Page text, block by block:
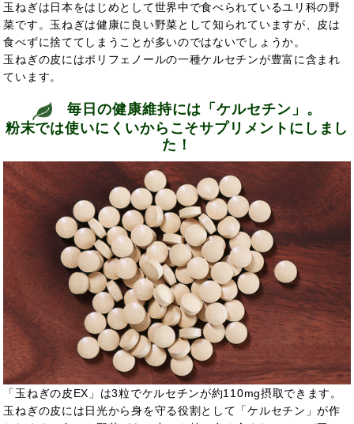
玉ねぎは日本をはじめとして世界中で食べられているユリ科の野
菜です。玉ねぎは健康に良い野菜として知られていますが、皮は
食べずに捨ててしまうことが多いのではないでしょうか。
玉ねぎの皮にはポリフェノールの一種ケルセチンが豊富に含まれ
ています。
毎日の健康維持には「ケルセチン」。
粉末では使いにくいからこそサプリメントにしまし
た！
「玉ねぎの皮EX」は3粒でケルセチンが約110mg摂取できます。
玉ねぎの皮には日光から身を守る役割として「ケルセチン」が作